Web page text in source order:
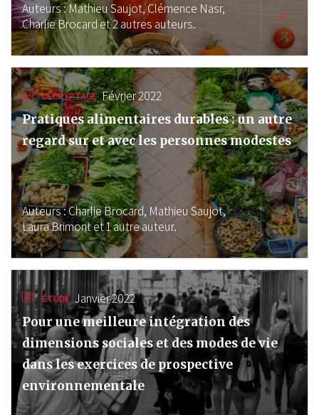
Auteurs :Mathieu Saujot,Clémence Nasr,
Charlie Brocardet 2 autres auteurs.
DÉCRYPTAGE Février 2022
Pratiques alimentaires durables : un autre
regard sur et avec les personnes modestes
Auteurs :Charlie Brocard, Mathieu Saujot,
Laura Brimontet 1 autre auteur.
ÉTUDE Janvier 2022
Pour une meilleure intégration des
dimensions sociales et des modes de vie
dans les exercices de prospective
environnementale